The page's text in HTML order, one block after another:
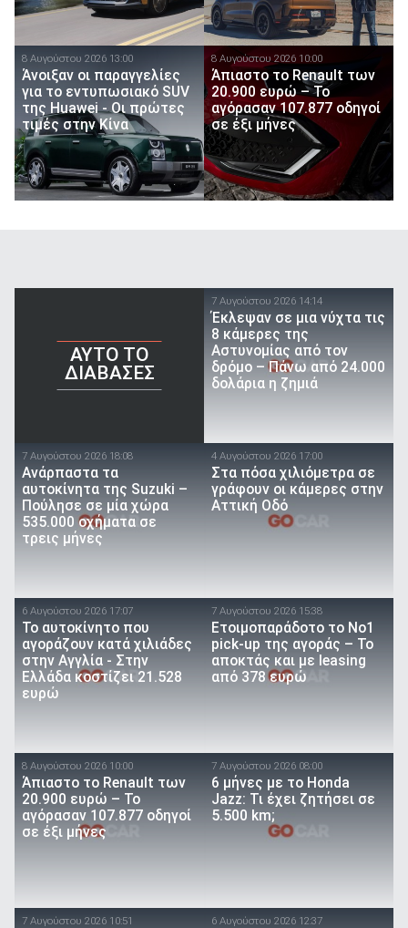
8 Αυγούστου 2026 13:00
Άνοιξαν οι παραγγελίες
για το εντυπωσιακό SUV
της Huawei - Οι πρώτες
τιμές στην Κίνα
8 Αυγούστου 2026 10:00
Άπιαστο το Renault των
20.900 ευρώ – Το
αγόρασαν 107.877 οδηγοί
σε έξι μήνες
AYTO TO
ΔΙΑΒΑΣΕΣ
7 Αυγούστου 2026 14:14
Έκλεψαν σε μια νύχτα τις
8 κάμερες της
Αστυνομίας από τον
δρόμο – Πάνω από 24.000
δολάρια η ζημιά
7 Αυγούστου 2026 18:08
Ανάρπαστα τα
αυτοκίνητα της Suzuki –
Πούλησε σε μία χώρα
535.000 οχήματα σε
τρεις μήνες
4 Αυγούστου 2026 17:00
Στα πόσα χιλιόμετρα σε
γράφουν οι κάμερες στην
Αττική Οδό
6 Αυγούστου 2026 17:07
To αυτοκίνητο που
αγοράζουν κατά χιλιάδες
στην Αγγλία - Στην
Ελλάδα κοστίζει 21.528
ευρώ
7 Αυγούστου 2026 15:38
Ετοιμοπαράδοτο το Νο1
pick-up της αγοράς – Το
αποκτάς και με leasing
από 378 ευρώ
8 Αυγούστου 2026 10:00
Άπιαστο το Renault των
20.900 ευρώ – Το
αγόρασαν 107.877 οδηγοί
σε έξι μήνες
7 Αυγούστου 2026 08:00
6 μήνες με το Honda
Jazz: Τι έχει ζητήσει σε
5.500 km;
7 Αυγούστου 2026 10:51 6 Αυγούστου 2026 12:37